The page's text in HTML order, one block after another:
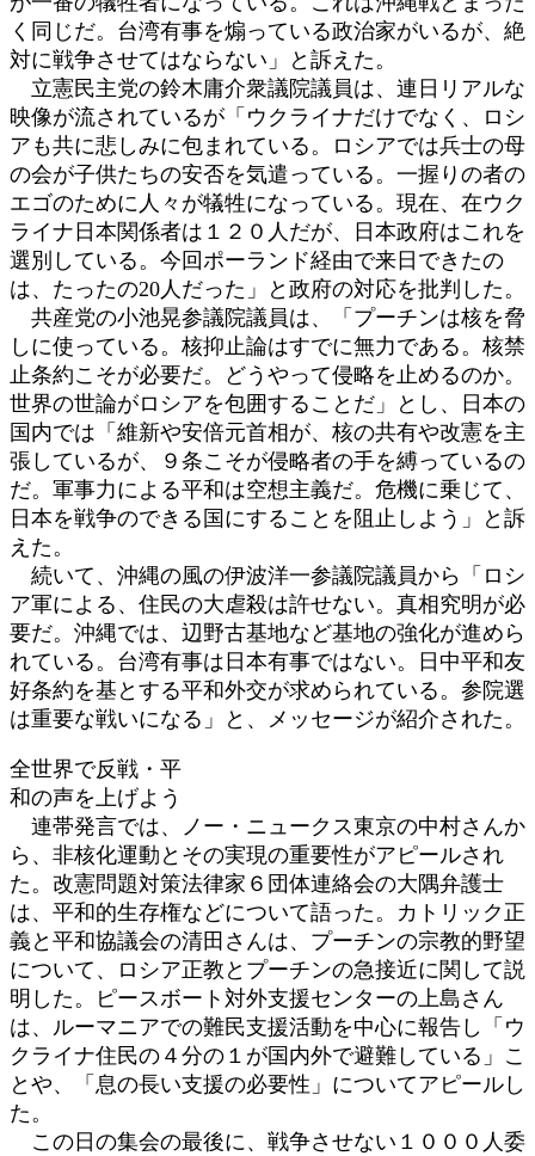
く同じだ。台湾有事を煽っている政治家がいるが、絶
対に戦争させてはならない」と訴えた。
立憲民主党の鈴木庸介衆議院議員は、連日リアルな
映像が流されているが「ウクライナだけでなく、ロシ
アも共に悲しみに包まれている。ロシアでは兵士の母
の会が子供たちの安否を気遣っている。一握りの者の
エゴのために人々が犠牲になっている。現在、在ウク
ライナ日本関係者は１２０人だが、日本政府はこれを
選別している。今回ポーランド経由で来日できたの
は、たったの20人だった」と政府の対応を批判した。
共産党の小池晃参議院議員は、「プーチンは核を脅
しに使っている。核抑止論はすでに無力である。核禁
止条約こそが必要だ。どうやって侵略を止めるのか。
世界の世論がロシアを包囲することだ」とし、日本の
国内では「維新や安倍元首相が、核の共有や改憲を主
張しているが、９条こそが侵略者の手を縛っているの
だ。軍事力による平和は空想主義だ。危機に乗じて、
日本を戦争のできる国にすることを阻止しよう」と訴
えた。
続いて、沖縄の風の伊波洋一参議院議員から「ロシ
ア軍による、住民の大虐殺は許せない。真相究明が必
要だ。沖縄では、辺野古基地など基地の強化が進めら
れている。台湾有事は日本有事ではない。日中平和友
好条約を基とする平和外交が求められている。参院選
は重要な戦いになる」と、メッセージが紹介された。
全世界で反戦・平
和の声を上げよう
連帯発言では、ノー・ニュークス東京の中村さんか
ら、非核化運動とその実現の重要性がアピールされ
た。改憲問題対策法律家６団体連絡会の大隅弁護士
は、平和的生存権などについて語った。カトリック正
義と平和協議会の清田さんは、プーチンの宗教的野望
について、ロシア正教とプーチンの急接近に関して説
明した。ピースボート対外支援センターの上島さん
は、ルーマニアでの難民支援活動を中心に報告し「ウ
クライナ住民の４分の１が国内外で避難している」こ
とや、「息の長い支援の必要性」についてアピールし
た。
この日の集会の最後に、戦争させない１０００人委